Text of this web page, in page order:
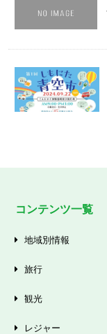
コンテンツ一覧
地域別情報
旅行
観光
レジャー